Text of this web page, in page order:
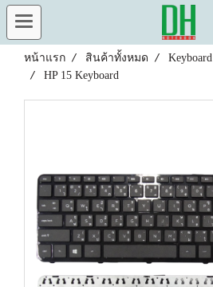
หน้าแรก สินค้าทั้งหมด Keyboard
HP 15 Keyboard